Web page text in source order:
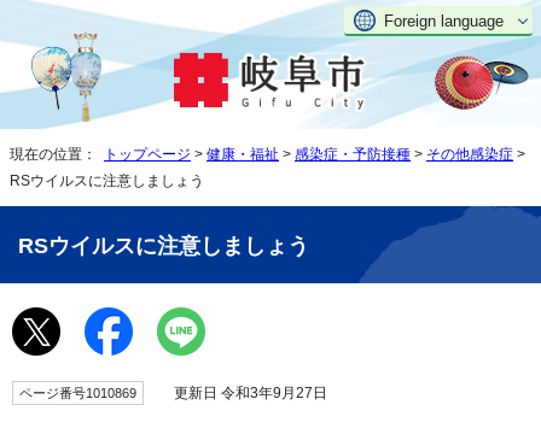
Foreign language
現在の位置： トップページ > 健康・福祉 > 感染症・予防接種 > その他感染症 >
RSウイルスに注意しましょう
RSウイルスに注意しましょう
ページ番号1010869 更新日 令和3年9月27日